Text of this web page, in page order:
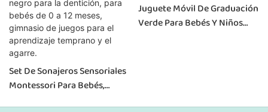
Set De Sonajeros Sensoriales
Montessori Para Bebés,
Juguete Móvil De Graduación
Verde Para Bebés Y Niños